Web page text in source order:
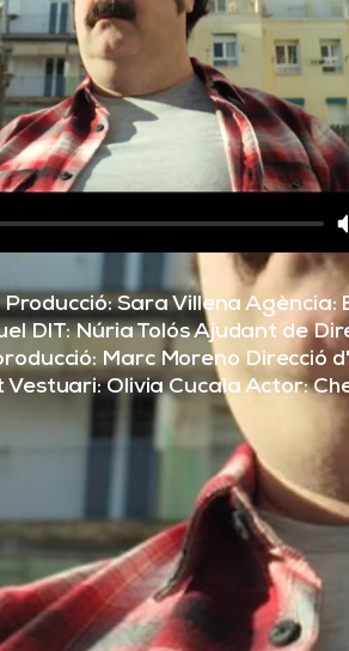
Sara Villena Agència:
DIT: Núria Tolós Ajudant de
Marc Moreno Direcció
Olivia Cucala Actor: